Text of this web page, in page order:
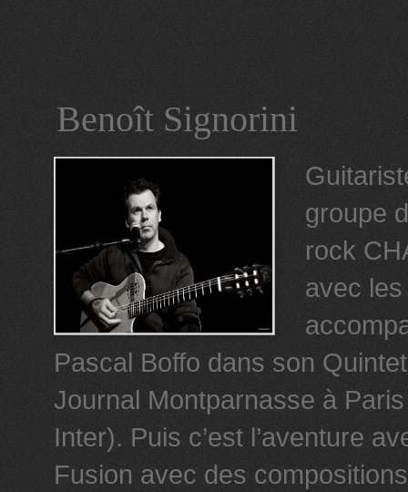
Benoît Signorini
groupe
rock
avec
Pascal Boffo dans son
Journal Montparnasse à
Inter). Puis c’est l’aventure
Fusion avec des